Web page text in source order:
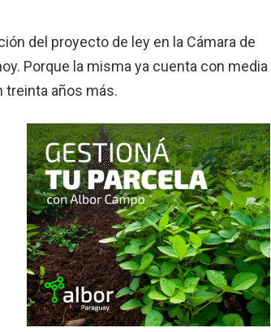
del proyecto de ley en la Cámara de
Porque la misma ya cuenta con media
treinta años más.